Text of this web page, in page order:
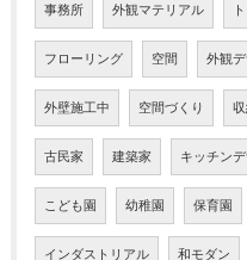
事務所 外観マテリアル
フローリング 空間 外観
外壁施工中 空間づくり
古民家 建築家 キッチン
こども園 幼稚園 保育園
インダストリアル 和モダン